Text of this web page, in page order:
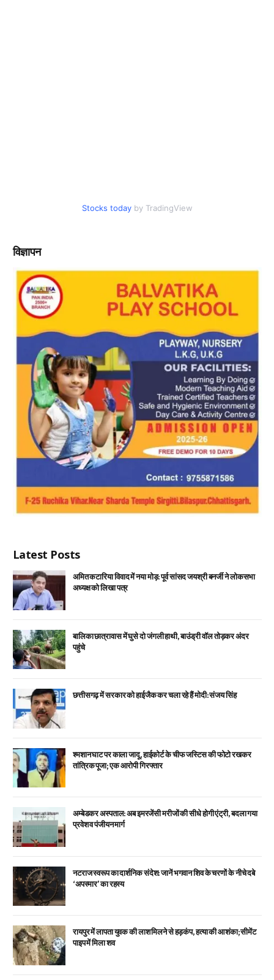
Stocks today by TradingView
विज्ञापन
Latest Posts
अमित कटारिया विवाद में नया मोड़: पूर्व सांसद जयश्री बनर्जी ने लोकसभा
अध्यक्ष को लिखा पत्र
बालिका छात्रावास में घुसे दो जंगली हाथी, बाउंड्री वॉल तोड़कर अंदर
पहुंचे
छत्तीसगढ़ में सरकार को हाईजैक कर चला रहे हैं मोदी: संजय सिंह
श्मशान घाट पर काला जादू, हाईकोर्ट के चीफ जस्टिस की फोटो रखकर
तांत्रिक पूजा; एक आरोपी गिरफ्तार
अम्बेडकर अस्पताल: अब इमरजेंसी मरीजों की सीधे होगी एंट्री, बदला गया
प्रवेश व पंजीयन मार्ग
नटराज स्वरूप का दार्शनिक संदेश: जानें भगवान शिव के चरणों के नीचे दबे
‘अपस्मार’ का रहस्य
रायपुर में लापता युवक की लाश मिलने से हड़कंप, हत्या की आशंका; सीमेंट
पाइप में मिला शव